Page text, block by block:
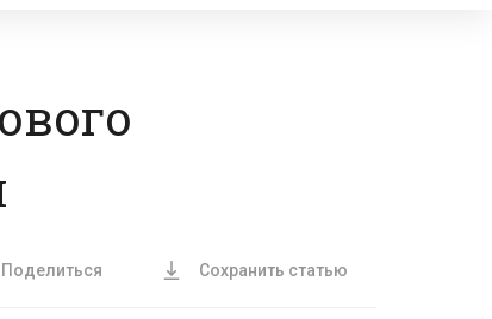
Поделиться Сохранить статью